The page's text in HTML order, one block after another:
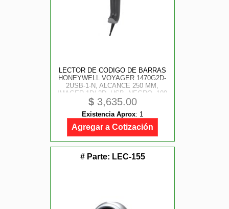
LECTOR DE CODIGO DE BARRAS
HONEYWELL VOYAGER 1470G2D-
2USB-1-N, ALCANCE 250 MM,
IMAGER 1D/ 2D, USB, NEGRO, 100
LECTURAS POR SEGUNDO,
INCLUYE BASE
$3,635.00
Existencia Aprox: 1
Agregar a Cotización
# Parte: LEC-155